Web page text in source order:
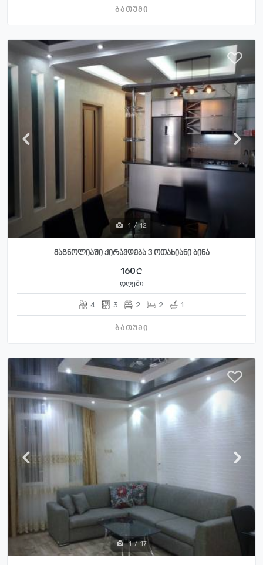
ბათუმი
1 / 12
მაგნოლიაში ქირავდება 3 ოთახიანი ბინა
160
დღეში
4 3 2 2 1
ბათუმი
1 / 17